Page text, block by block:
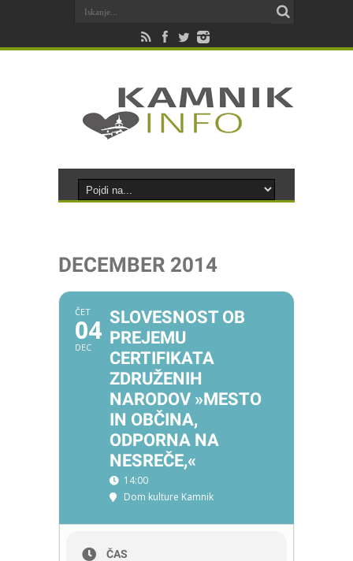
DECEMBER 2014
ČET
04
DEC
SLOVESNOST OB
PREJEMU
CERTIFIKATA
ZDRUŽENIH
NARODOV »MESTO
IN OBČINA,
ODPORNA NA
NESREČE,«
14:00
Dom kulture Kamnik
ČAS